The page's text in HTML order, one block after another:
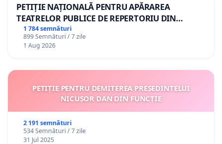
PETIȚIE NAȚIONALĂ PENTRU APĂRAREA
TEATRELOR PUBLICE DE REPERTORIU DIN
ROMÂNIA
1 784 semnături
899 Semnături / 7 zile
1 Aug 2026
PETIȚIE PENTRU DEMITEREA PREȘEDINTELUI
NICUȘOR DAN DIN FUNCȚIE
2 191 semnături
534 Semnături / 7 zile
31 Jul 2025